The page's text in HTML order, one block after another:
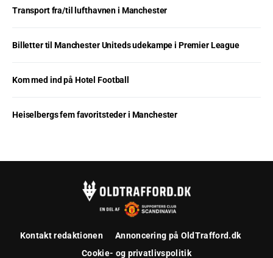
Transport fra/til lufthavnen i Manchester
Billetter til Manchester Uniteds udekampe i Premier League
Kom med ind på Hotel Football
Heiselbergs fem favoritsteder i Manchester
Kontakt redaktionen
Annoncering på OldTrafford.dk
Cookie- og privatlivspolitik